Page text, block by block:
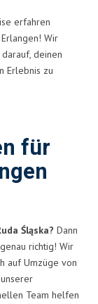
erfahren
Wir
deinen
Erlebnis zu
für
Śląska? Dann
richtig! Wir
auf Umzüge von
Team helfen